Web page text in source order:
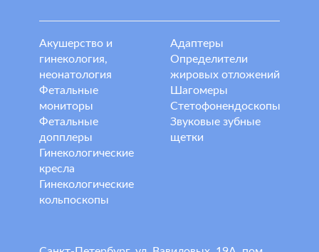
Акушерство и
гинекология,
неонатология
Фетальные
мониторы
Фетальные
допплеры
Гинекологические
кресла
Гинекологические
кольпоскопы
Адаптеры
Определители
жировых отложений
Шагомеры
Стетофонендоскопы
Звуковые зубные
щетки